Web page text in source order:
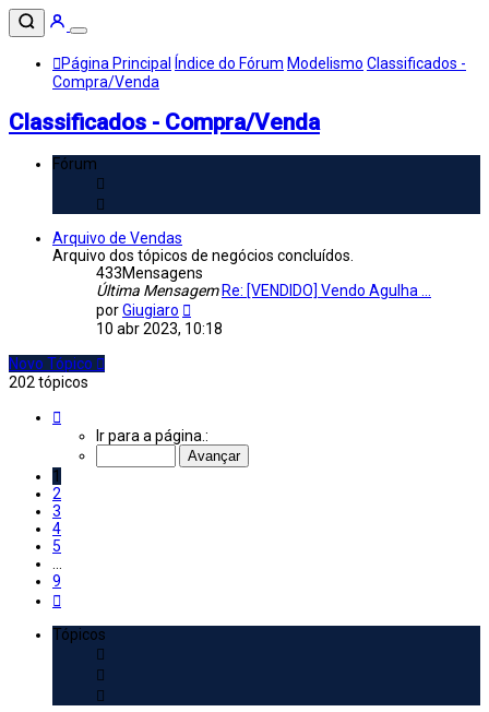
Página Principal Índice do Fórum Modelismo Classificados -
Compra/Venda
Classificados - Compra/Venda
Fórum
Arquivo de Vendas
Arquivo dos tópicos de negócios concluídos.
433Mensagens
Última Mensagem Re: [VENDIDO] Vendo Agulha ...
porGiugiaro
a
10 abr 2023, 10:18
Novo Tópico
202 tópicos
9
Ir para a página.:
1
2
3
4
5
9
Tópicos